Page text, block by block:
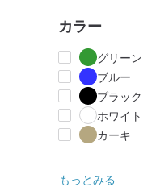
カラー
グリーン
ブルー
ブラック
ホワイト
カーキ
もっとみる